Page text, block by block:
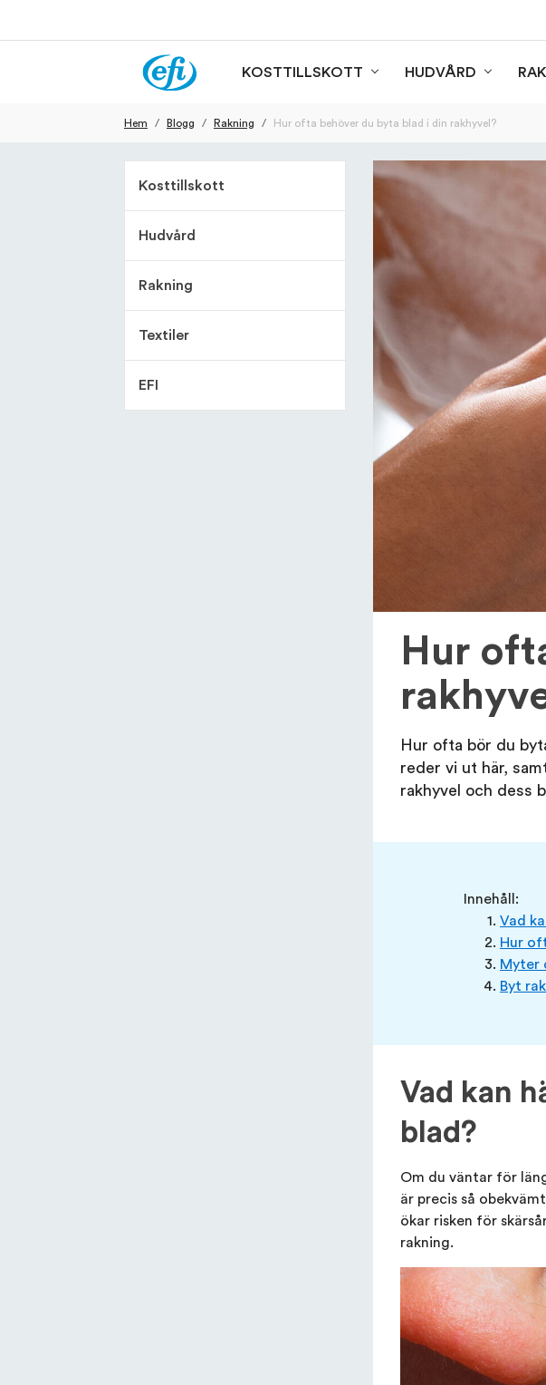
KOSTTILLSKOTT HUDVÅRD
Hem Blogg Rakning Hur ofta behöver du byta blad i din rakhyvel?
Kosttillskott
Hudvård
Rakning
Textiler
EFI
Hur
Hur ofta bör du
reder vi ut här,
rakhyvel och dess
Innehåll:
Vad
Hur
Myter
Byt
Vad kan
blad?
Om du väntar för
är precis så
ökar risken för
rakning.